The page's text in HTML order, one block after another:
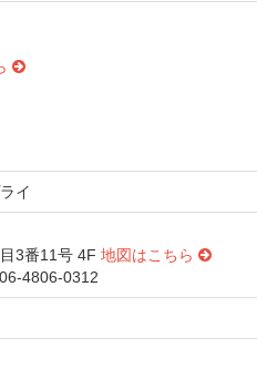
イ
3番11号 4F 地図はこちら
4806-0312